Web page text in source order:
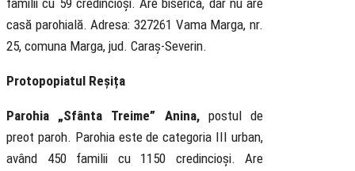
familii cu 59 credincioși. Are biserică, dar nu are
casă parohială. Adresa: 327261 Vama Marga, nr.
25, comuna Marga, jud. Caraș-Severin.
Protopopiatul Reșița
Parohia „Sfânta Treime” Anina, postul de
preot paroh. Parohia este de categoria III urban,
având 450 familii cu 1150 credincioși. Are